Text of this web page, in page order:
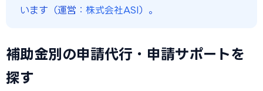
います（運営： 株式会社ASI）。
補助金別の申請代行・申請サポートを
探す